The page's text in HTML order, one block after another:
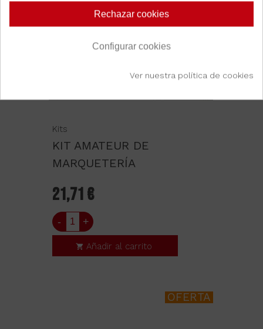
Kits
KIT AMATEUR DE
MARQUETERÍA
21,71 €
- +
Añadir al carrito
OFERTA
Rechazar cookies
Configurar cookies
Ver nuestra política de cookies